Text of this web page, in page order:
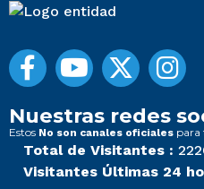
Nuestras redes
Estos No son canales oficiales
Total de Visitantes :
Visitantes Últimas 24